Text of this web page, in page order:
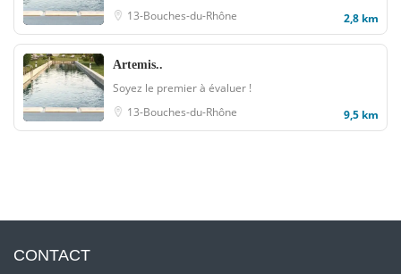
13-Bouches-du-Rhône
2,8 km
Artemis..
Soyez le premier à évaluer !
13-Bouches-du-Rhône
9,5 km
CONTACT